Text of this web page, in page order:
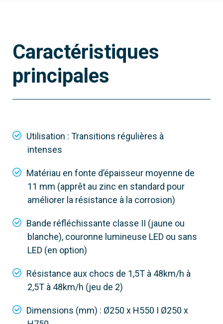
Caractéristiques
principales
Utilisation : Transitions régulières à
intenses
Matériau en fonte d’épaisseur moyenne de
11 mm (apprêt au zinc en standard pour
améliorer la résistance à la corrosion)
Bande réfléchissante classe II (jaune ou
blanche), couronne lumineuse LED ou sans
LED (en option)
Résistance aux chocs de 1,5T à 48km/h à
2,5T à 48km/h (jeu de 2)
Dimensions (mm) : Ø250 x H550 I Ø250 x